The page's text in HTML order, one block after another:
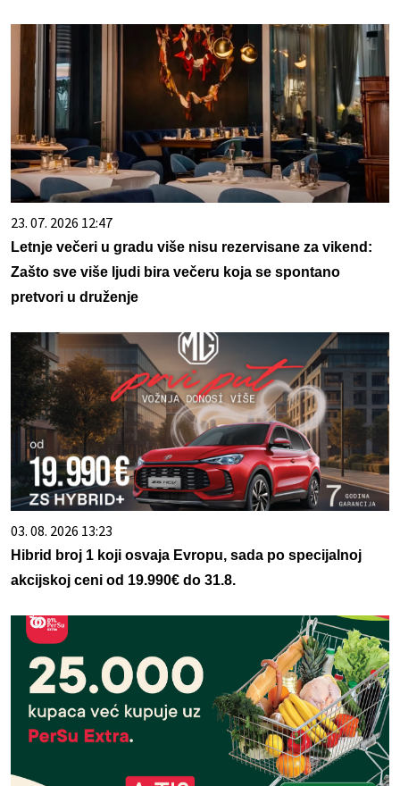
23. 07. 2026 12:47
Letnje večeri u gradu više nisu rezervisane za vikend:
Zašto sve više ljudi bira večeru koja se spontano
pretvori u druženje
03. 08. 2026 13:23
Hibrid broj 1 koji osvaja Evropu, sada po specijalnoj
akcijskoj ceni od 19.990€ do 31.8.